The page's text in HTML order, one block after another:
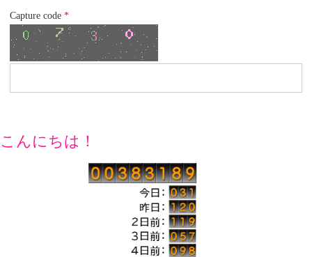
Capture code *
こんにちは！